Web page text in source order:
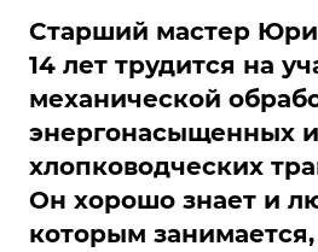
Старший мастер
14 лет трудится на
механической
энергонасыщенных и
хлопководческих
Он хорошо знает и
которым